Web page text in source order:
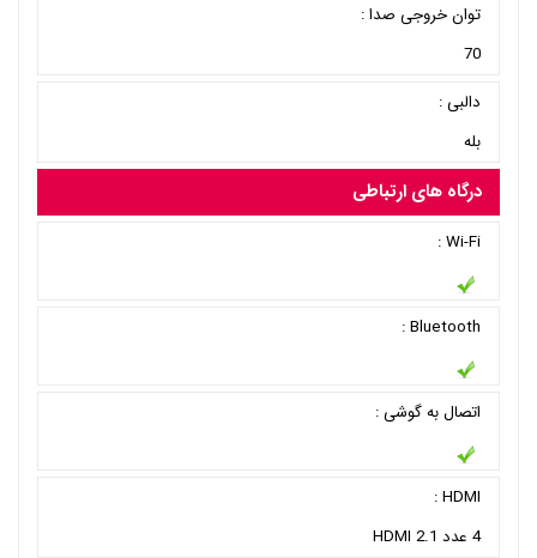
توان خروجی صدا :
70
دالبی :
بله
درگاه های ارتباطی
Wi-Fi :
Bluetooth :
اتصال به گوشی :
HDMI :
4 عدد HDMI 2.1